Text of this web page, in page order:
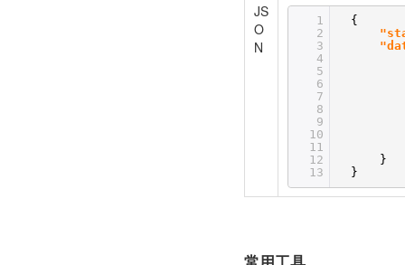
JS
O
N
1
2
3
4
5
6
7
8
9
10
11
12
13
{
}
}